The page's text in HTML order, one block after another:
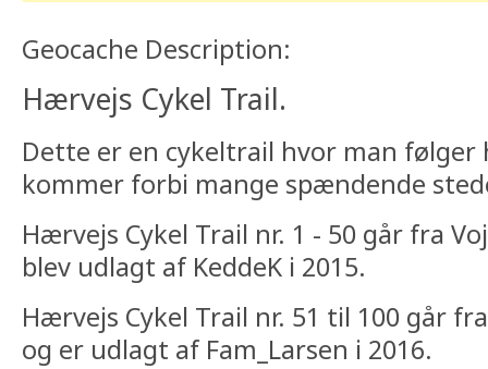
Geocache Description:
Hærvejs Cykel Trail.
Dette er en cykeltrail hvor man
kommer forbi mange spændende
Hærvejs Cykel Trail nr. 1 - 50 går fra
blev udlagt af KeddeK i 2015.
Hærvejs Cykel Trail nr. 51 til 100 går
og er udlagt af Fam_Larsen i 2016.